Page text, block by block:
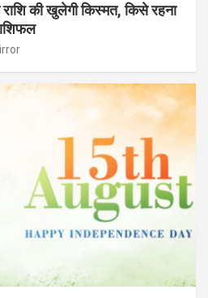
की खुलेगी किस्मत, किसे रहना